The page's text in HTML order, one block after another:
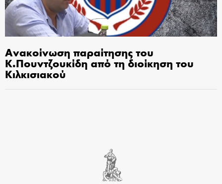
Ανακοίνωση παραίτησης του
Κ.Πουντζουκίδη από τη διοίκηση του
Κιλκισιακού